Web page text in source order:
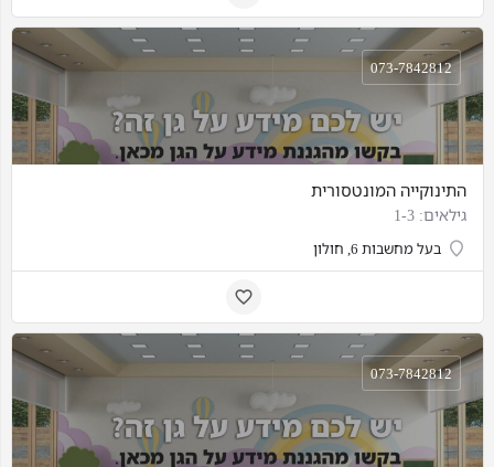
התינוקייה המונטסורית
גילאים: 1-3
בעל מחשבות 6, חולון
073-7842812
073-7842812